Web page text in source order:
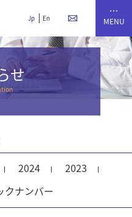
Jp En
せ
2024
2023
クナンバー